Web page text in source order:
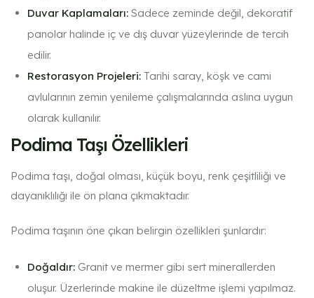
Duvar Kaplamaları: Sadece zeminde değil, dekoratif
panolar halinde iç ve dış duvar yüzeylerinde de tercih
edilir.
Restorasyon Projeleri: Tarihi saray, köşk ve cami
avlularının zemin yenileme çalışmalarında aslına uygun
olarak kullanılır.
Podima Taşı Özellikleri
Podima taşı, doğal olması, küçük boyu, renk çeşitliliği ve
dayanıklılığı ile ön plana çıkmaktadır.
Podima taşının öne çıkan belirgin özellikleri şunlardır:
Doğaldır: Granit ve mermer gibi sert minerallerden
oluşur. Üzerlerinde makine ile düzeltme işlemi yapılmaz.